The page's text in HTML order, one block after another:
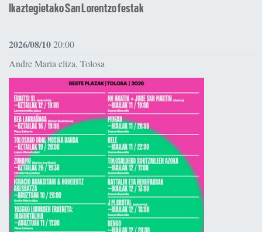
Ikaztegietako San Lorentzo festak
2026/08/1020:00
Andre Maria eliza, Tolosa